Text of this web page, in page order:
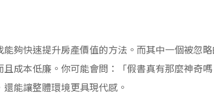
夠快速提升房產價值的方法。而其中一個被忽
成本低廉。你可能會問：「假書真有那麼神奇
能讓整體環境更具現代感。